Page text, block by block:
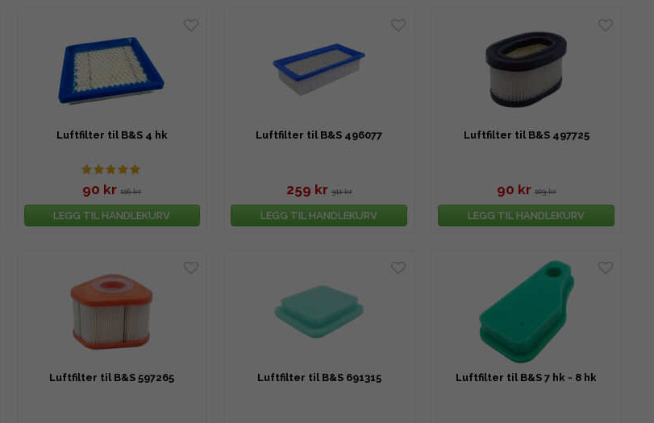
Luftfilter til B&S 4 hk
90 kr 116 kr
LEGG TIL HANDLEKURV
Luftfilter til B&S 496077
259 kr 311 kr
LEGG TIL HANDLEKURV
Luftfilter til B&S 497725
90 kr 103 kr
LEGG TIL HANDLEKURV
Luftfilter til B&S 597265 Luftfilter til B&S 691315 Luftfilter til B&S 7 hk - 8 hk